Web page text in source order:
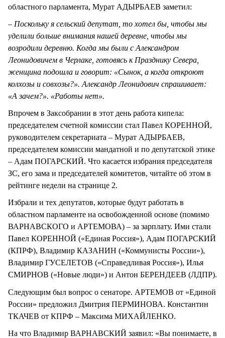
областного парламента, Мурат АДЫРБАЕВ заметил:
– Поскольку я сельский депутат, то хотел бы, чтобы мы
уделили больше внимания нашей деревне, чтобы мы
возродили деревню. Когда мы были с Александром
Леонидовичем в Черлаке, готовясь к Празднику Севера,
женщина подошла и говорит: «Сынок, а когда откроют
колхозы и совхозы?». Александр Леонидович спрашивает:
«А зачем?». «Работы нет».
Впрочем в Заксобрании в этот день работа кипела:
председателем счетной комиссии стал Павел КОРЕННОЙ,
руководителем секретариата – Мурат АДЫРБАЕВ,
председателем комиссии мандатной и по депутатской этике
– Адам ПОГАРСКИЙ. Что касается избрания председателя
ЗС, его зама и председателей комитетов, читайте об этом в
рейтинге недели на странице 2.
Избрали и тех депутатов, которые будут работать в
областном парламенте на освобожденной основе (помимо
ВАРНАВСКОГО и АРТЕМОВА) – за зарплату. Ими стали
Павел КОРЕННОЙ («Единая Россия»), Адам ПОГАРСКИЙ
(КПРФ), Владимир КАЗАНИН («Коммунисты России»),
Владимир ГУСЕЛЕТОВ («Справедливая Россия»), Илья
СМИРНОВ («Новые люди») и Антон БЕРЕНДЕЕВ (ЛДПР).
Следующим был вопрос о сенаторе. АРТЕМОВ от «Единой
России» предложил Дмитрия ПЕРМИНОВА. Константин
ТКАЧЕВ от КПРФ – Максима МИХАЙЛЕНКО.
На что Владимир ВАРНАВСКИЙ заявил: «Вы понимаете, в